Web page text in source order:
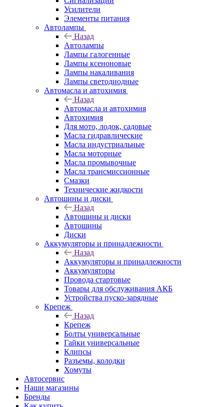
Усилители
Элементы питания
Автолампы
Назад
Автолампы
Лампы галогенные
Лампы ксеноновые
Лампы накаливания
Лампы светодиодные
Автомасла и автохимия
Назад
Автомасла и автохимия
Автохимия
Для мото, лодок, садовые
Масла гидравлические
Масла индустриальные
Масла моторные
Масла промывочные
Масла трансмиссионные
Смазки
Технические жидкости
Автошины и диски
Назад
Автошины и диски
Автошины
Диски
Аккумуляторы и принадлежности
Назад
Аккумуляторы и принадлежности
Аккумуляторы
Провода стартовые
Товары для обслуживания АКБ
Устройства пуско-зарядные
Крепеж
Назад
Крепеж
Болты универсальные
Гайки универсальные
Клипсы
Разъемы, колодки
Хомуты
Автосервис
Наши магазины
Бренды